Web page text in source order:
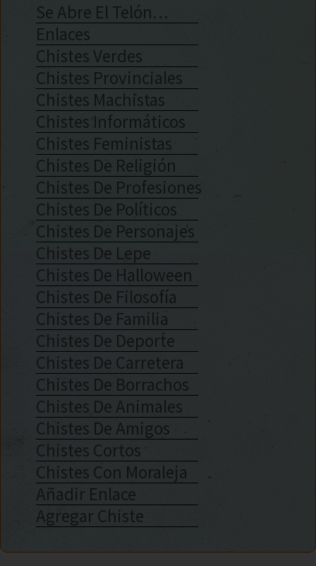
Se Abre El Telón…
Enlaces
Chistes Verdes
Chistes Provinciales
Chistes Machistas
Chistes Informáticos
Chistes Feministas
Chistes De Religión
Chistes De Profesiones
Chistes De Políticos
Chistes De Personajes
Chistes De Lepe
Chistes De Halloween
Chistes De Filosofía
Chistes De Familia
Chistes De Deporte
Chistes De Carretera
Chistes De Borrachos
Chistes De Animales
Chistes De Amigos
Chistes Cortos
Chistes Con Moraleja
Añadir Enlace
Agregar Chiste